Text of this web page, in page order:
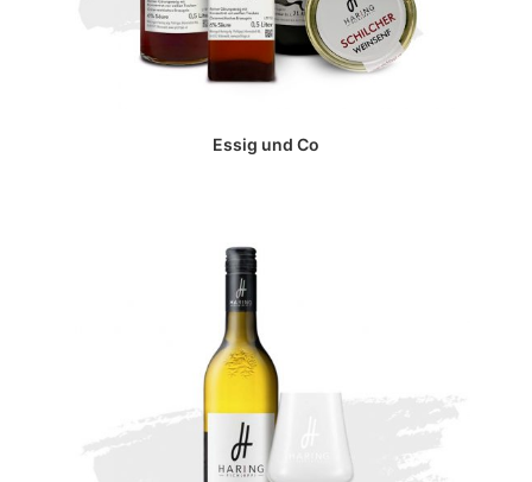
Essig und Co